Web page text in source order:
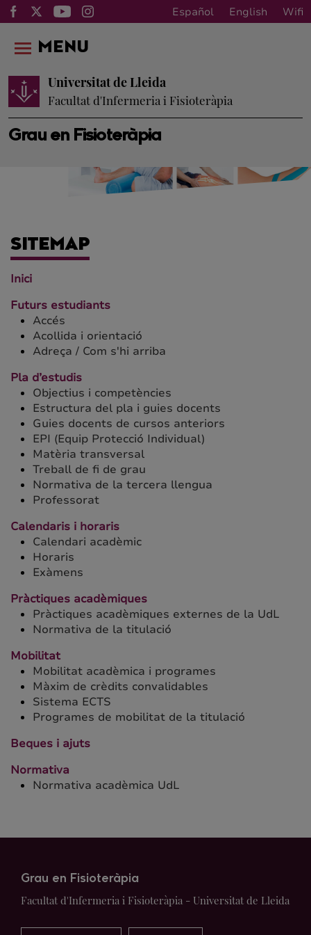
Español English Wifi
Grau en Fisioteràpia
Universitat de Lleida
Facultat d'Infermeria i Fisioteràpia
MENU
SITEMAP
Inici
Futurs estudiants
Accés
Acollida i orientació
Adreça / Com s'hi arriba
Pla d’estudis
Objectius i competències
Estructura del pla i guies docents
Guies docents de cursos anteriors
EPI (Equip Protecció Individual)
Matèria transversal
Treball de fi de grau
Normativa de la tercera llengua
Professorat
Calendaris i horaris
Calendari acadèmic
Horaris
Exàmens
Pràctiques acadèmiques
Pràctiques acadèmiques externes de la UdL
Normativa de la titulació
Mobilitat
Mobilitat acadèmica i programes
Màxim de crèdits convalidables
Sistema ECTS
Programes de mobilitat de la titulació
Beques i ajuts
Normativa
Normativa acadèmica UdL
Grau en Fisioteràpia
Facultat d'Infermeria i Fisioteràpia - Universitat de Lleida